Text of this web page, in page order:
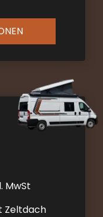
MwSt
Zeltdach